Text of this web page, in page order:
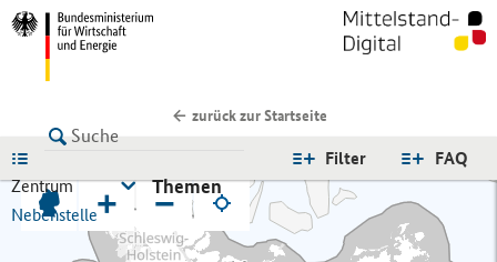
zurück zur Startseite
FAQ
Filter
Zentrum
Nebenstelle
Themen
+ −